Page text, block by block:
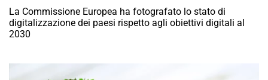
La Commissione Europea ha fotografato lo stato di
digitalizzazione dei paesi rispetto agli obiettivi digitali al
2030